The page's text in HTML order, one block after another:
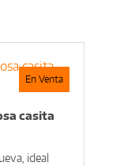
En Venta
casita
ideal